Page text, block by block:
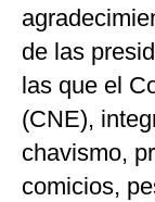
de las
las que el
(CNE),
chavismo,
comicios,